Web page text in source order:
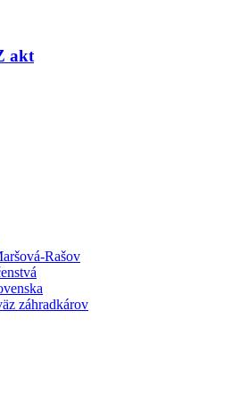
akt
Rašov
záhradkárov